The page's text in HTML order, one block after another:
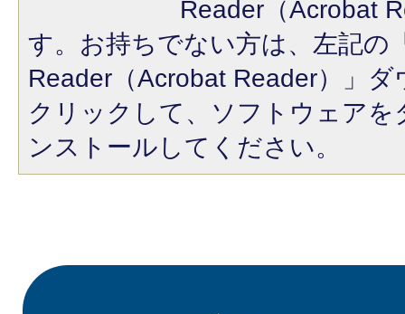
Reader（Acrobat
す。お持ちでない方は、左記の
Reader（Acrobat Reader）」
クリックして、ソフトウェア
ンストールしてください。